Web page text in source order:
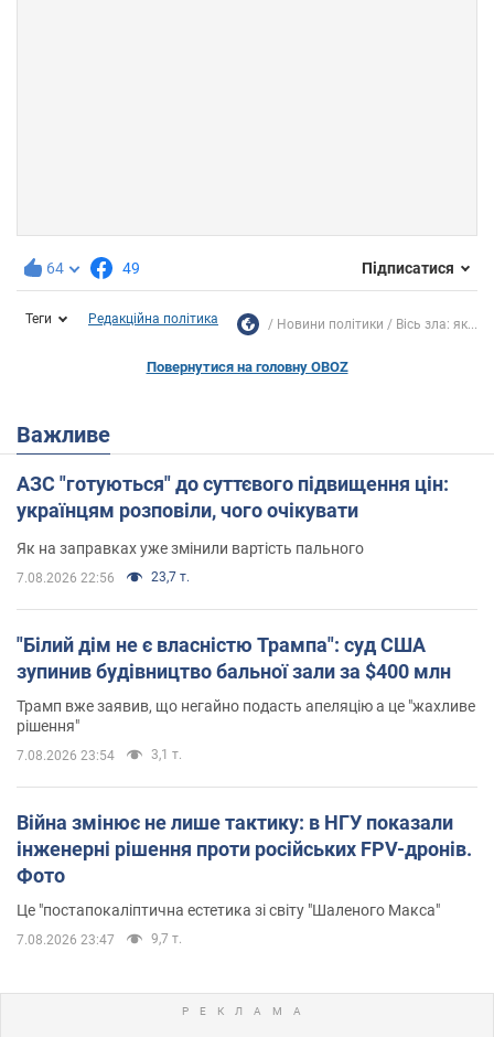
64 49 Підписатися
Теги Редакційна політика Новини політики Вісь зла: як...
Повернутися на головну OBOZ
Важливе
АЗС "готуються" до суттєвого підвищення цін:
українцям розповіли, чого очікувати
Як на заправках уже змінили вартість пального
7.08.2026 22:56 23,7 т.
"Білий дім не є власністю Трампа": суд США
зупинив будівництво бальної зали за $400 млн
Трамп вже заявив, що негайно подасть апеляцію а це "жахливе
рішення"
7.08.2026 23:54 3,1 т.
Війна змінює не лише тактику: в НГУ показали
інженерні рішення проти російських FPV-дронів.
Фото
Це "постапокаліптична естетика зі світу "Шаленого Макса"
7.08.2026 23:47 9,7 т.